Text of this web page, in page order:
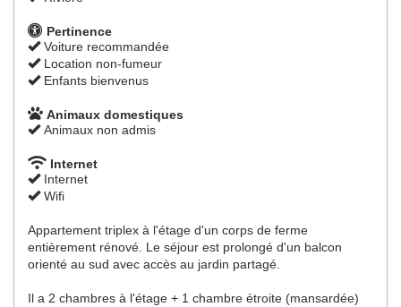
Pertinence
Voiture recommandée
Location non-fumeur
Enfants bienvenus
Animaux domestiques
Animaux non admis
Internet
Internet
Wifi
Appartement triplex à l'étage d'un corps de ferme
entièrement rénové. Le séjour est prolongé d'un balcon
orienté au sud avec accès au jardin partagé.
Il a 2 chambres à l'étage + 1 chambre étroite (mansardée)